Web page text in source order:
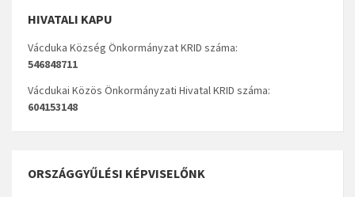
HIVATALI KAPU
Vácduka Község Önkormányzat KRID száma:
546848711
Vácdukai Közös Önkormányzati Hivatal KRID száma:
604153148
ORSZÁGGYŰLÉSI KÉPVISELŐNK